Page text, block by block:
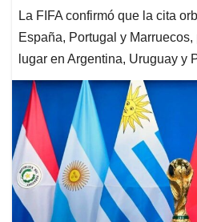
La FIFA confirmó que la cita
España, Portugal y
lugar en Argentina, Uruguay y